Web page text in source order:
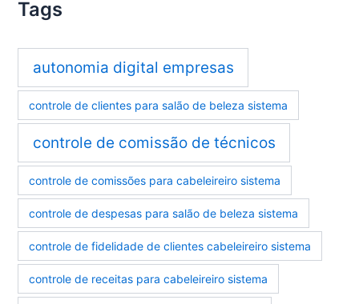
Tags
autonomia digital empresas
controle de clientes para salão de beleza sistema
controle de comissão de técnicos
controle de comissões para cabeleireiro sistema
controle de despesas para salão de beleza sistema
controle de fidelidade de clientes cabeleireiro sistema
controle de receitas para cabeleireiro sistema